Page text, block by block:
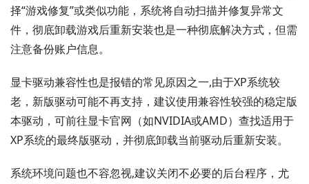
择“游戏修复”或类似功能，系统将自动扫描并修复异常文
件，彻底卸载游戏后重新安装也是一种彻底解决方式，但需
注意备份账户信息。
显卡驱动兼容性也是报错的常见原因之一,由于XP系统较
老，新版驱动可能不再支持，建议使用兼容性较强的稳定版
本驱动，可前往显卡官网（如NVIDIA或AMD）查找适用于
XP系统的最终版驱动，并彻底卸载当前驱动后重新安装。
系统环境问题也不容忽视,建议关闭不必要的后台程序，尤